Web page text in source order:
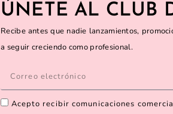
ÚNETE AL CLUB
Recibe antes que nadie lanzamientos,
a seguir creciendo como profesional.
Acepto recibir comunicaciones